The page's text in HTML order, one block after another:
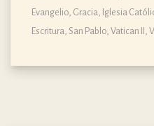
Evangelio, Gracia, Iglesia
Escritura, San Pablo, Vatican II ,